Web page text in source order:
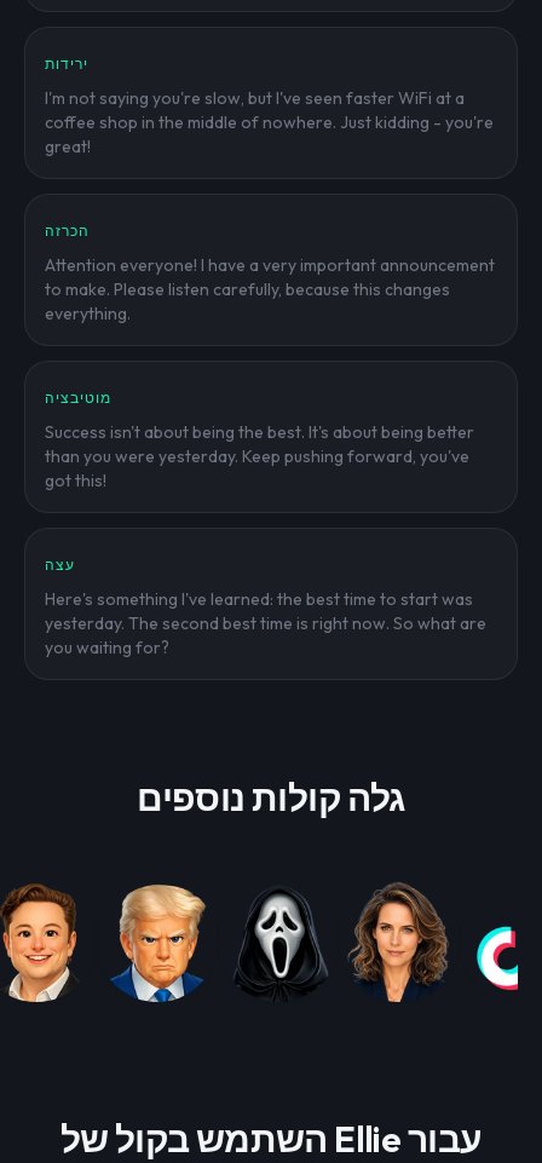
ירידות
I'm not saying you're slow, but I've seen faster WiFi at a
coffee shop in the middle of nowhere. Just kidding - you're
great!
הכרזה
Attention everyone! I have a very important announcement
to make. Please listen carefully, because this changes
everything.
מוטיבציה
Success isn't about being the best. It's about being better
than you were yesterday. Keep pushing forward, you've
got this!
עצה
Here's something I've learned: the best time to start was
yesterday. The second best time is right now. So what are
you waiting for?
גלה קולות נוספים
השתמש בקול של Ellie עבור